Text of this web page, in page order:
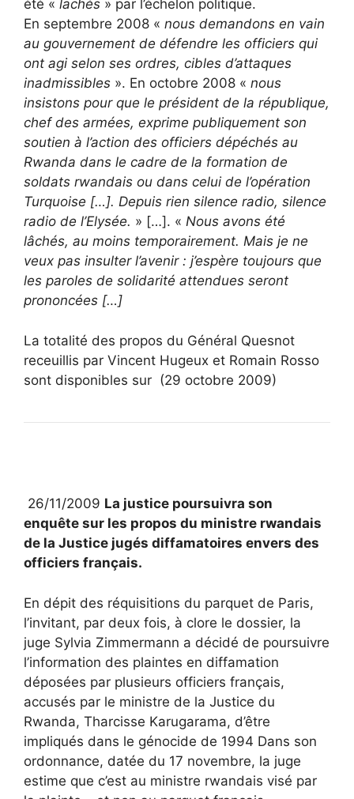
été « lachés » par l’échelon politique.
En septembre 2008 « nous demandons en vain
au gouvernement de défendre les officiers qui
ont agi selon ses ordres, cibles d’attaques
inadmissibles ». En octobre 2008 « nous
insistons pour que le président de la république,
chef des armées, exprime publiquement son
soutien à l’action des officiers dépéchés au
Rwanda dans le cadre de la formation de
soldats rwandais ou dans celui de l’opération
Turquoise […]. Depuis rien silence radio, silence
radio de l’Elysée. » […]. « Nous avons été
lâchés, au moins temporairement. Mais je ne
veux pas insulter l’avenir : j’espère toujours que
les paroles de solidarité attendues seront
prononcées […]
La totalité des propos du Général Quesnot
receuillis par Vincent Hugeux et Romain Rosso
sont disponibles sur (29 octobre 2009)
26/11/2009 La justice poursuivra son
enquête sur les propos du ministre rwandais
de la Justice jugés diffamatoires envers des
officiers français.
En dépit des réquisitions du parquet de Paris,
l’invitant, par deux fois, à clore le dossier, la
juge Sylvia Zimmermann a décidé de poursuivre
l’information des plaintes en diffamation
déposées par plusieurs officiers français,
accusés par le ministre de la Justice du
Rwanda, Tharcisse Karugarama, d’être
impliqués dans le génocide de 1994 Dans son
ordonnance, datée du 17 novembre, la juge
estime que c’est au ministre rwandais visé par